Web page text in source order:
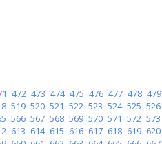
472 473 474 475 476 477 478 479
519 520 521 522 523 524 525 526
566 567 568 569 570 571 572 573
613 614 615 616 617 618 619 620